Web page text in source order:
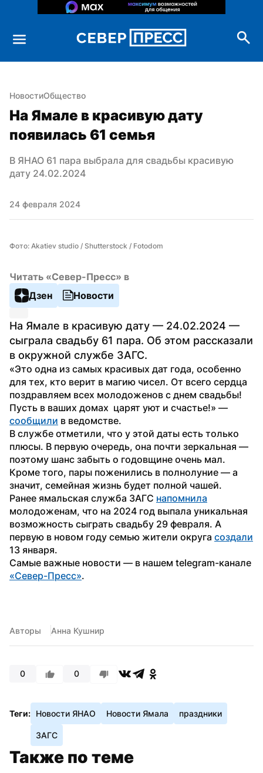
НовостиОбщество
На Ямале в красивую дату
появилась 61 семья
В ЯНАО 61 пара выбрала для свадьбы красивую
дату 24.02.2024
24 февраля 2024
Фото: Akatiev studio / Shutterstock / Fotodom
Читать «Север-Пресс» в
Дзен
Новости
На Ямале в красивую дату — 24.02.2024 —
сыграла свадьбу 61 пара. Об этом рассказали
в окружной службе ЗАГС.
«Это одна из самых красивых дат года, особенно
для тех, кто верит в магию чисел. От всего сердца
поздравляем всех молодоженов с днем свадьбы!
сообщили в ведомстве.
В службе отметили, что у этой даты есть только
плюсы. В первую очередь, она почти зеркальная —
поэтому шанс забыть о годовщине очень мал.
Кроме того, пары поженились в полнолуние — а
значит, семейная жизнь будет полной чашей.
Ранее ямальская служба ЗАГС напомнила
молодоженам, что на 2024 год выпала уникальная
возможность сыграть свадьбу 29 февраля. А
первую в новом году семью жители округа создали
13 января.
«Север-Пресс».
Авторы Анна Кушнир
0 0
Теги: Новости ЯНАО Новости Ямала праздники
ЗАГС
Также по теме